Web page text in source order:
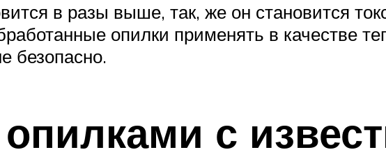
в разы выше, так, же он становится
опилки применять в качестве
безопасно.
с